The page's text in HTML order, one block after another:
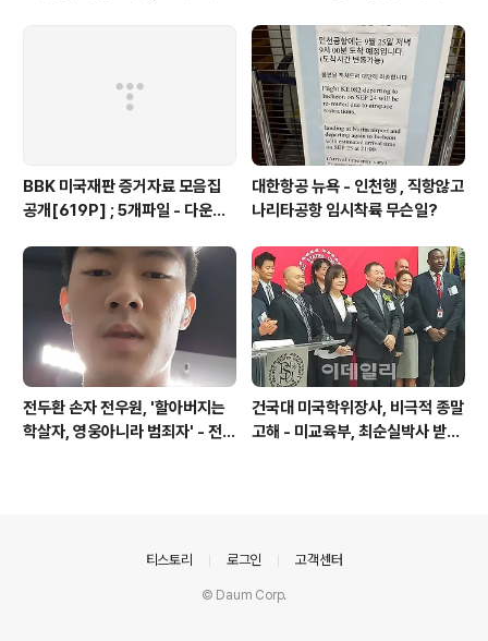
BBK 미국재판 증거자료 모음집
공개[619P] ; 5개파일 - 다운로
대한항공 뉴욕 - 인천행 , 직항않고
나리타공항 임시착륙 무슨일?
전두환 손자 전우원, '할아버지는
학살자, 영웅아니라 범죄자' - 전재
건국대 미국학위장사, 비극적 종말
고해 - 미교육부, 최순실박사 받은
티스토리 로그인 고객센터
© Daum Corp.